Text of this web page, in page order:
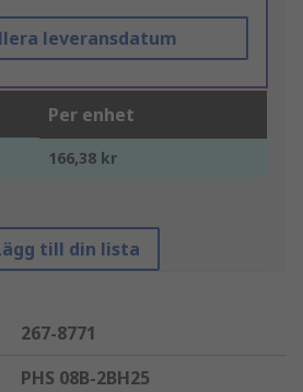
leveransdatum
Per enhet
166,38 kr
till din lista
267-8771
PHS 08B-2BH25